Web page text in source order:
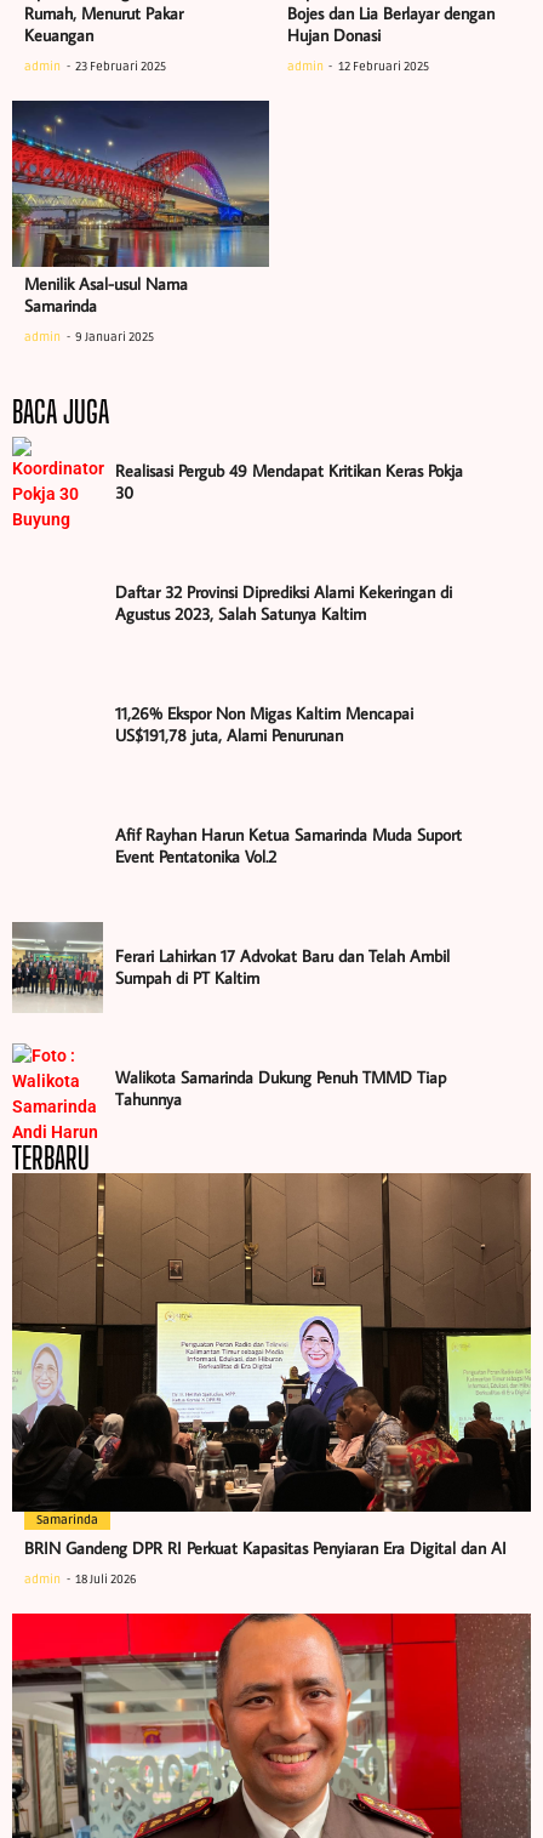
Rumah, Menurut Pakar
Keuangan
admin 23 Februari 2025
Bojes dan Lia Berlayar dengan
Hujan Donasi
admin 12 Februari 2025
Menilik Asal-usul Nama
Samarinda
admin 9 Januari 2025
BACA JUGA
Realisasi Pergub 49 Mendapat Kritikan Keras Pokja
30
Daftar 32 Provinsi Diprediksi Alami Kekeringan di
Agustus 2023, Salah Satunya Kaltim
11,26% Ekspor Non Migas Kaltim Mencapai
US$191,78 juta, Alami Penurunan
Afif Rayhan Harun Ketua Samarinda Muda Suport
Event Pentatonika Vol.2
Ferari Lahirkan 17 Advokat Baru dan Telah Ambil
Sumpah di PT Kaltim
Walikota Samarinda Dukung Penuh TMMD Tiap
Tahunnya
TERBARU
Samarinda
BRIN Gandeng DPR RI Perkuat Kapasitas Penyiaran Era Digital dan AI
admin 18 Juli 2026